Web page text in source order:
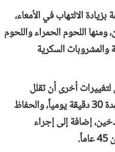
الالتهاب في الأمعاء،
اللحوم الحمراء واللحوم
والمشروبات السكرية
لتغييرات أخرى أن تقلل
المخاطر، مثل ممارسة الرياضة لمدة 30 دقيقة يومياً، والحفاظ
إضافة إلى إجراء